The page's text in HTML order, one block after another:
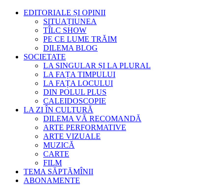
EDITORIALE ȘI OPINII
SITUAȚIUNEA
TÎLC SHOW
PE CE LUME TRĂIM
DILEMA BLOG
SOCIETATE
LA SINGULAR ȘI LA PLURAL
LA FAȚA TIMPULUI
LA FAȚA LOCULUI
DIN POLUL PLUS
CALEIDOSCOPIE
LA ZI ÎN CULTURĂ
DILEMA VĂ RECOMANDĂ
ARTE PERFORMATIVE
ARTE VIZUALE
MUZICĂ
CARTE
FILM
TEMA SĂPTĂMÎNII
ABONAMENTE